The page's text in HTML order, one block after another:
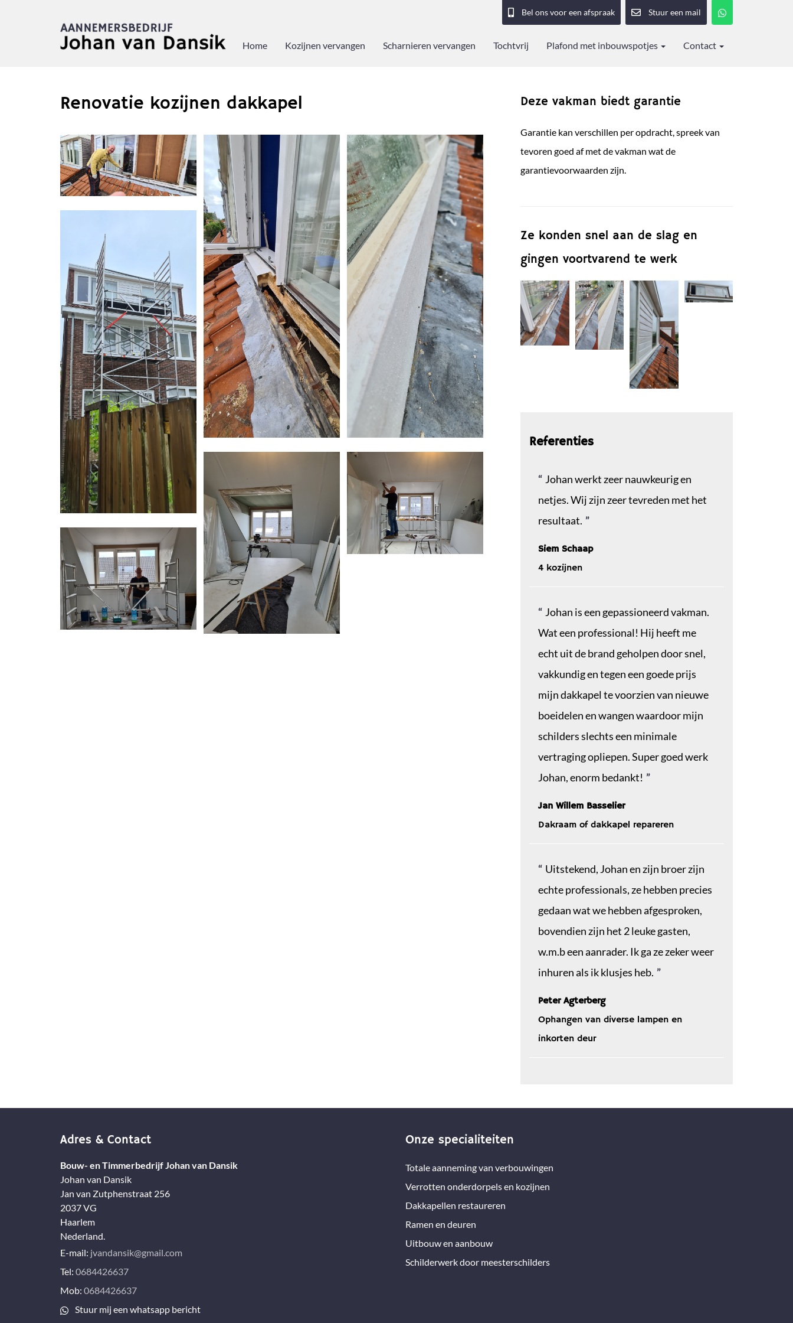
Bel ons voor een afspraak Stuur een mail
Home Kozijnen vervangen Scharnieren vervangen Tochtvrij Plafond met inbouwspotjes Contact
Renovatie kozijnen dakkapel Deze vakman biedt garantie
Garantie kan verschillen per opdracht, spreek van
tevoren goed af met de vakman wat de
garantievoorwaarden zijn.
Ze konden snel aan de slag en
gingen voortvarend te werk
Referenties
Johan werkt zeer nauwkeurig en
netjes. Wij zijn zeer tevreden met het
resultaat.
Siem Schaap
4 kozijnen
Johan is een gepassioneerd vakman.
Wat een professional! Hij heeft me
echt uit de brand geholpen door snel,
vakkundig en tegen een goede prijs
mijn dakkapel te voorzien van nieuwe
boeidelen en wangen waardoor mijn
schilders slechts een minimale
vertraging opliepen. Super goed werk
Johan, enorm bedankt!
Jan Willem Basselier
Dakraam of dakkapel repareren
Uitstekend, Johan en zijn broer zijn
echte professionals, ze hebben precies
gedaan wat we hebben afgesproken,
bovendien zijn het 2 leuke gasten,
w.m.b een aanrader. Ik ga ze zeker weer
inhuren als ik klusjes heb.
Peter Agterberg
Ophangen van diverse lampen en
inkorten deur
Adres & Contact
Bouw- en Timmerbedrijf Johan van Dansik
Johan van Dansik
Jan van Zutphenstraat 256
2037 VG
Haarlem
Nederland.
E-mail: jvandansik@gmail.com
Tel: 0684426637
Mob: 0684426637
Stuur mij een whatsapp bericht
Onze specialiteiten
Totale aanneming van verbouwingen
Verrotten onderdorpels en kozijnen
Dakkapellen restaureren
Ramen en deuren
Uitbouw en aanbouw
Schilderwerk door meesterschilders